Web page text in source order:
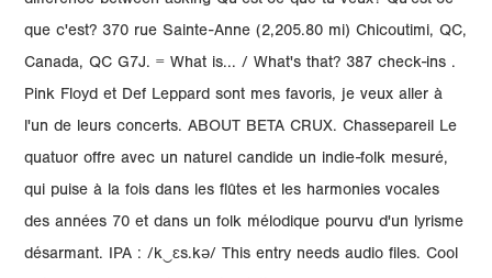
que c'est? 370 rue Sainte-Anne (2,205.80 mi) Chicoutimi, QC,
Canada, QC G7J. = What is... / What's that? 387 check-ins .
Pink Floyd et Def Leppard sont mes favoris, je veux aller à
l'un de leurs concerts. ABOUT BETA CRUX. Chassepareil Le
quatuor offre avec un naturel candide un indie-folk mesuré,
qui puise à la fois dans les flûtes et les harmonies vocales
des années 70 et dans un folk mélodique pourvu d'un lyrisme
désarmant. IPA : /k‿ɛs.kə/ This entry needs audio files. Cool